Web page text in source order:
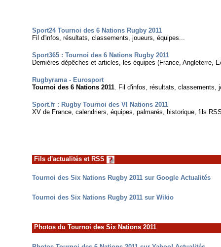
Sport24 Tournoi des 6 Nations Rugby 2011
Fil d'infos, résultats, classements, joueurs, équipes...
Sport365 : Tournoi des 6 Nations Rugby 2011
Dernières dépêches et articles, les équipes (France, Angleterre,
Rugbyrama - Eurosport
Tournoi des 6 Nations 2011. Fil d'infos, résultats, classements,
Sport.fr : Rugby Tournoi des VI Nations 2011
XV de France, calendriers, équipes, palmarés, historique, fils
Fils d'actualités et RSS
Tournoi des Six Nations Rugby 2011 sur Google Actualités
Tournoi des Six Nations Rugby 2011 sur Wikio
Photos du Tournoi des Six Nations 2011